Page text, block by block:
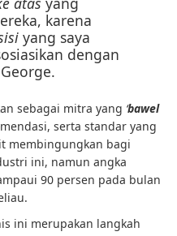
karena
yang saya
dengan
sebagai mitra yang ‘bawel
serta standar yang
membingungkan bagi
ini, namun angka
90 persen pada bulan
ini merupakan langkah